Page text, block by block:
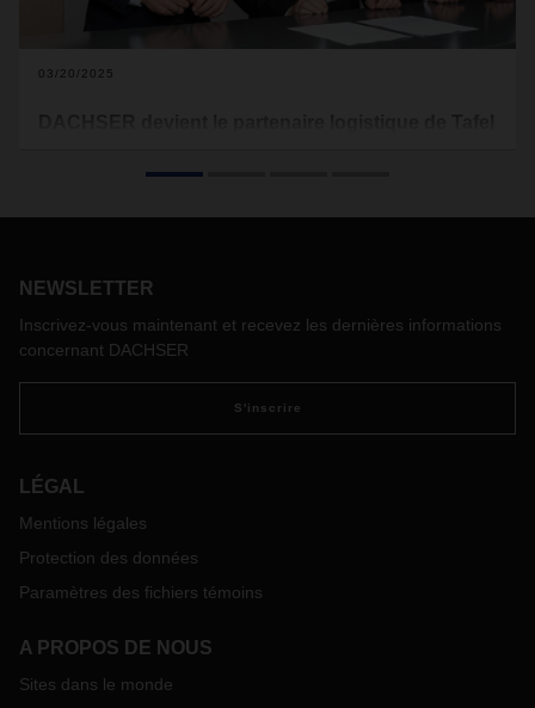
03/20/2025
DACHSER mettra à profit l’expertise et le réseau de sa
NEWSLETTER
Inscrivez-vous maintenant et recevez les dernières informations
concernant DACHSER
S'inscrire
LÉGAL
Mentions légales
Protection des données
Paramètres des fichiers témoins
A PROPOS DE NOUS
Sites dans le monde